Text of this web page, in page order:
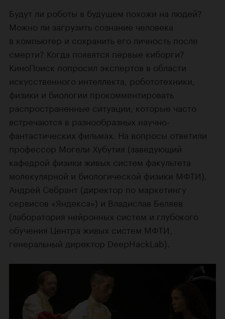
Будут ли роботы в будущем похожи на людей?
Можно ли загрузить сознание человека
в компьютер и сохранить его личность после
смерти? Когда появятся первые киборги?
КиноПоиск попросил экспертов в области
искусственного интеллекта, робототехники,
физики и биологии прокомментировать
распространенные ситуации, которые часто
встречаются в разнообразных научно-
фантастических фильмах. На вопросы ответили
профессор Могели Хубутия (заведующий
кафедрой физики живых систем факультета
молекулярной и биологической физики МФТИ),
Андрей Себрант (директор по маркетингу
сервисов «Яндекса») и Владислав Беляев
(лаборатория нейронных систем и глубокого
обучения Центра живых систем МФТИ,
генеральный директор DeepHackLab).